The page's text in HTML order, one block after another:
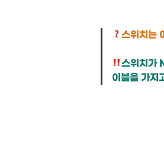
스위치가
이블을 가지